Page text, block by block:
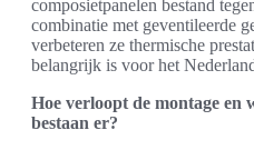
composietpanelen bestand
combinatie met geventileerde
verbeteren ze thermische
belangrijk is voor het
Hoe verloopt de montage en
bestaan er?